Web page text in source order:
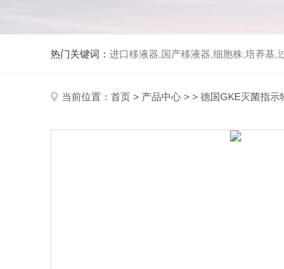
热门关键词： 进口移液器,国产移液器,细胞株,培养基,
当前位置： 首页 > 产品中心 > > 德国GKE灭菌指示